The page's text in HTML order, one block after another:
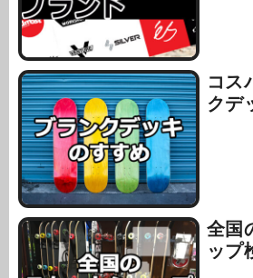
コス
クデ
全国
ップ